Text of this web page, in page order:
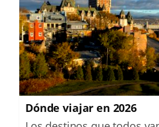
Dónde viajar en 2026